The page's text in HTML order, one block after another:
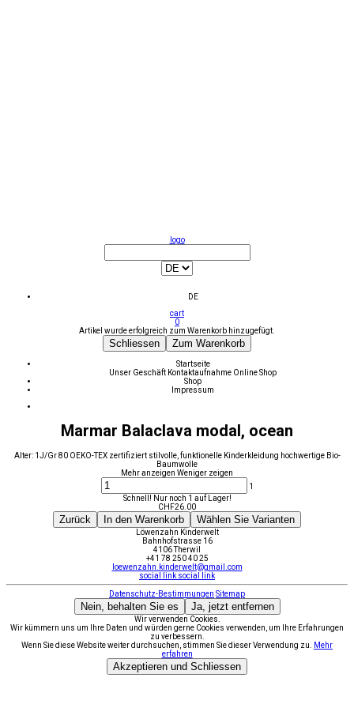
logo
DE
cart
0
Artikel wurde erfolgreich zum Warenkorb hinzugefügt.
Schliessen Zum Warenkorb
Startseite
Unser Geschäft Kontaktaufnahme Online Shop
Shop
Impressum
Marmar Balaclava modal, ocean
Alter: 1J/Gr 80 OEKO-TEX zertifiziert stilvolle, funktionelle Kinderkleidung hochwertige Bio-
Baumwolle
Mehr anzeigen Weniger zeigen
1
Schnell! Nur noch 1 auf Lager!
CHF26.00
Zurück In den Warenkorb Wählen Sie Varianten
Löwenzahn Kinderwelt
Bahnhofstrasse 16
4106 Therwil
+41 78 250 40 25
loewenzahn.kinderwelt@gmail.com
social link social link
Datenschutz-Bestimmungen Sitemap
Nein, behalten Sie es Ja, jetzt entfernen
Wir verwenden Cookies.
Wir kümmern uns um Ihre Daten und würden gerne Cookies verwenden, um Ihre Erfahrungen
zu verbessern.
Wenn Sie diese Website weiter durchsuchen, stimmen Sie dieser Verwendung zu.
Mehr
erfahren
Akzeptieren und Schliessen